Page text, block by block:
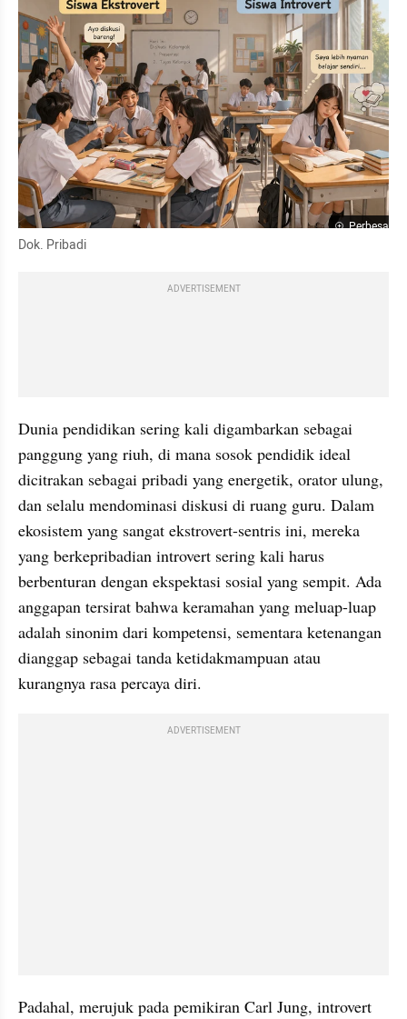
Perbesar
Dok. Pribadi
ADVERTISEMENT
Dunia pendidikan sering kali digambarkan sebagai
panggung yang riuh, di mana sosok pendidik ideal
dicitrakan sebagai pribadi yang energetik, orator ulung,
dan selalu mendominasi diskusi di ruang guru. Dalam
ekosistem yang sangat ekstrovert-sentris ini, mereka
yang berkepribadian introvert sering kali harus
berbenturan dengan ekspektasi sosial yang sempit. Ada
anggapan tersirat bahwa keramahan yang meluap-luap
adalah sinonim dari kompetensi, sementara ketenangan
dianggap sebagai tanda ketidakmampuan atau
kurangnya rasa percaya diri.
ADVERTISEMENT
Padahal, merujuk pada pemikiran Carl Jung, introvert